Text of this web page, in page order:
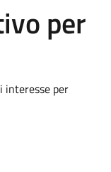
per
interesse per